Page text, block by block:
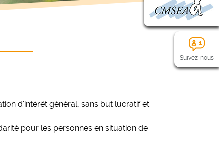
Suivez-nous
d'intérêt général, sans but lucratif et
pour les personnes en situation de